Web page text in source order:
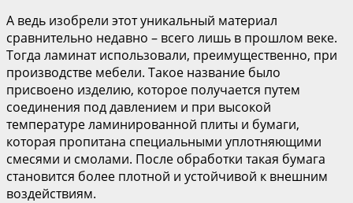
А ведь изобрели этот уникальный материал
сравнительно недавно – всего лишь в прошлом веке.
Тогда ламинат использовали, преимущественно, при
производстве мебели. Такое название было
присвоено изделию, которое получается путем
соединения под давлением и при высокой
температуре ламинированной плиты и бумаги,
которая пропитана специальными уплотняющими
смесями и смолами. После обработки такая бумага
становится более плотной и устойчивой к внешним
воздействиям.